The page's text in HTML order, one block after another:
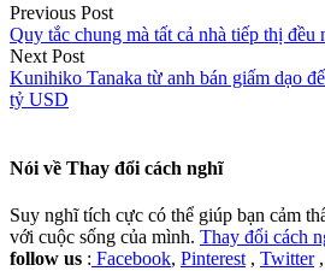
Previous Post
Quy tắc chung mà tất cả nhà tiếp thị đều
Next Post
Kunihiko Tanaka từ anh bán giấm dạo
tỷ USD
Nói về Thay đổi cách nghĩ
Suy nghĩ tích cực có thể giúp bạn cảm
với cuộc sống của mình. Thay đổi cách
follow us : Facebook, Pinterest , Twitter,